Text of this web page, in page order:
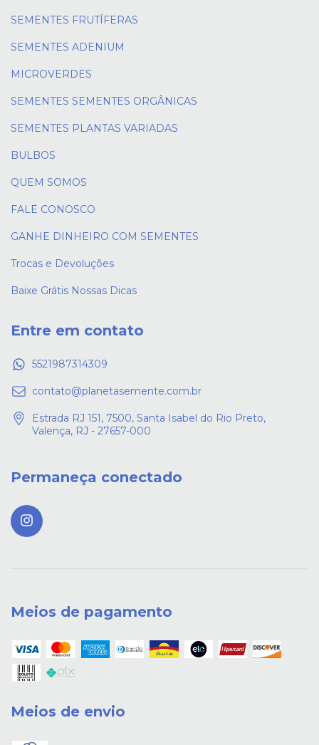
SEMENTES FRUTÍFERAS
SEMENTES ADENIUM
MICROVERDES
SEMENTES SEMENTES ORGÂNICAS
SEMENTES PLANTAS VARIADAS
BULBOS
QUEM SOMOS
FALE CONOSCO
GANHE DINHEIRO COM SEMENTES
Trocas e Devoluções
Baixe Grátis Nossas Dicas
Entre em contato
5521987314309
contato@planetasemente.com.br
Estrada RJ 151, 7500, Santa Isabel do Rio Preto,
Valença, RJ - 27657-000
Permaneça conectado
Meios de pagamento
Meios de envio